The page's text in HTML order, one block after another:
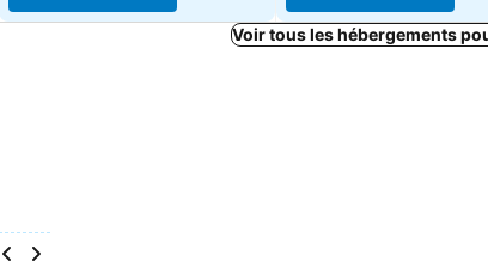
Voir tous les hébergements